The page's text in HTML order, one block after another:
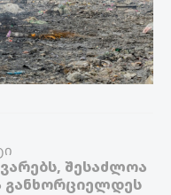
შესაძლოა
განხორციელდეს